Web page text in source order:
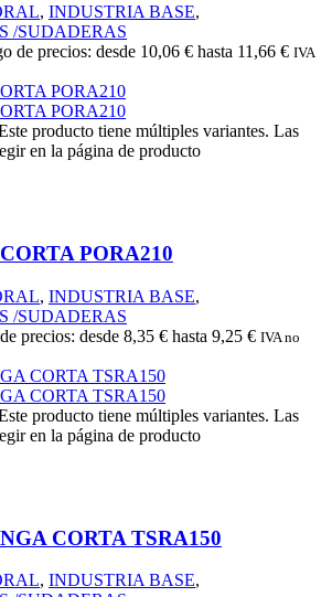
, INDUSTRIA BASE,
/SUDADERAS
de precios: desde 10,06 € hasta 11,66 € IVA
producto tiene múltiples variantes. Las
en la página de producto
PORA210
, INDUSTRIA BASE,
/SUDADERAS
precios: desde 8,35 € hasta 9,25 € IVA no
producto tiene múltiples variantes. Las
en la página de producto
CORTA TSRA150
, INDUSTRIA BASE,